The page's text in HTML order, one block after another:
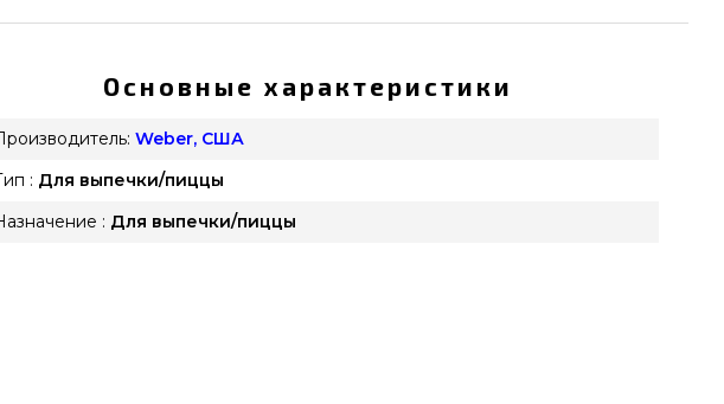
Основные характеристики
Weber, США
: Для выпечки/пиццы
: Для выпечки/пиццы